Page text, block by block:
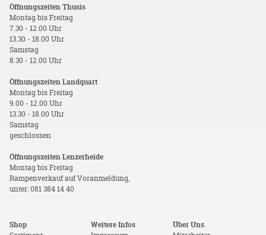
Öffnungszeiten Thusis
Montag bis Freitag
7.30 - 12.00 Uhr
13.30 - 18.00 Uhr
Samstag
8.30 - 12.00 Uhr
Öffnungszeiten Landquart
Montag bis Freitag
9.00 - 12.00 Uhr
13.30 - 18.00 Uhr
Samstag
geschlossen
Öffnungszeiten Lenzerheide
Montag bis Freitag
Rampenverkauf auf Voranmeldung,
unter: 081 384 14 40
Shop
Weitere Infos
Über Uns